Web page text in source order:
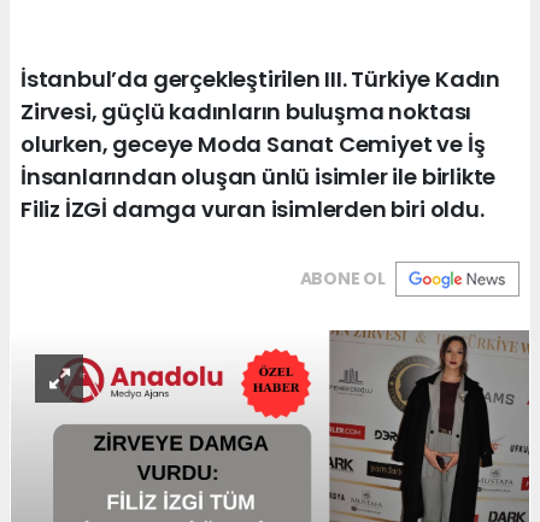
İstanbul’da gerçekleştirilen III. Türkiye Kadın
Zirvesi, güçlü kadınların buluşma noktası
olurken, geceye Moda Sanat Cemiyet ve İş
İnsanlarından oluşan ünlü isimler ile birlikte
Filiz İZGİ damga vuran isimlerden biri oldu.
ABONE OL